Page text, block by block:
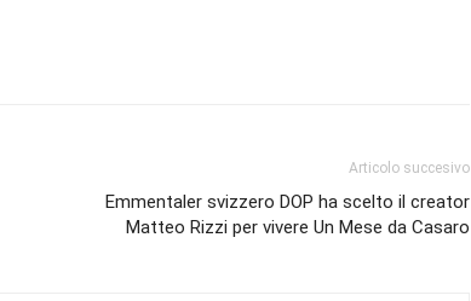
Articolo succesivo
Emmentaler svizzero DOP ha scelto il creator
Matteo Rizzi per vivere Un Mese da Casaro